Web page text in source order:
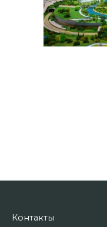
Контакты